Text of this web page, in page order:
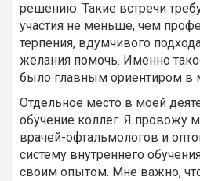
решению. Такие встречи
участия не меньше, чем
терпения, вдумчивого
желания помочь. Именно
было главным ориентиром в
Отдельное место в моей
обучение коллег. Я провожу
врачей-офтальмологов и
систему внутреннего
своим опытом. Мне важно,